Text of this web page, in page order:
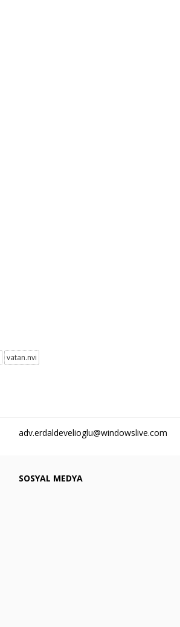
vatan.nvi
adv.erdaldevelioglu@windowslive.com
SOSYAL MEDYA